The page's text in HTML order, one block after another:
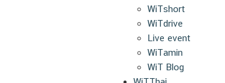
WiTshort
WiTdrive
Live event
WiTamin
WiT Blog